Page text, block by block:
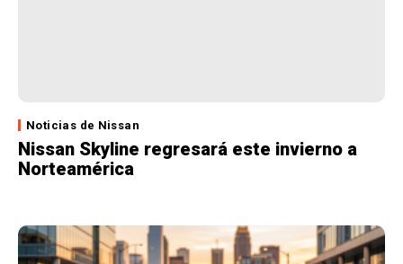
Noticias de Nissan
Nissan Skyline regresará este invierno a
Norteamérica